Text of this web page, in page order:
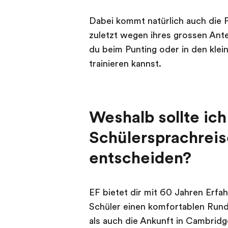
Dabei kommt natürlich auch
zuletzt wegen ihres grossen
du beim Punting oder in den
trainieren kannst.
Weshalb sollte
entscheiden?
EF bietet dir mit 60 Jahren
Schüler einen komfortablen
als auch die Ankunft in